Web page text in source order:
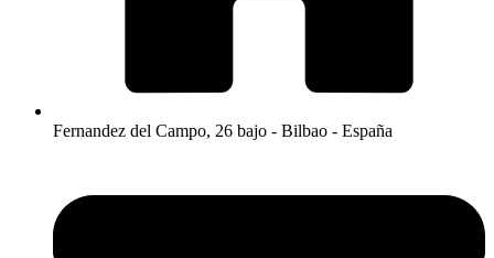
Fernandez del Campo, 26 bajo - Bilbao - España